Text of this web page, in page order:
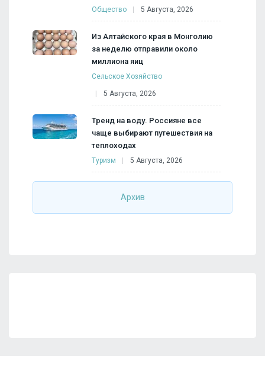
Общество 5 Августа, 2026
Из Алтайского края в Монголию
за неделю отправили около
миллиона яиц
Сельское Хозяйство
5 Августа, 2026
Тренд на воду. Россияне все
чаще выбирают путешествия на
теплоходах
Туризм 5 Августа, 2026
Архив